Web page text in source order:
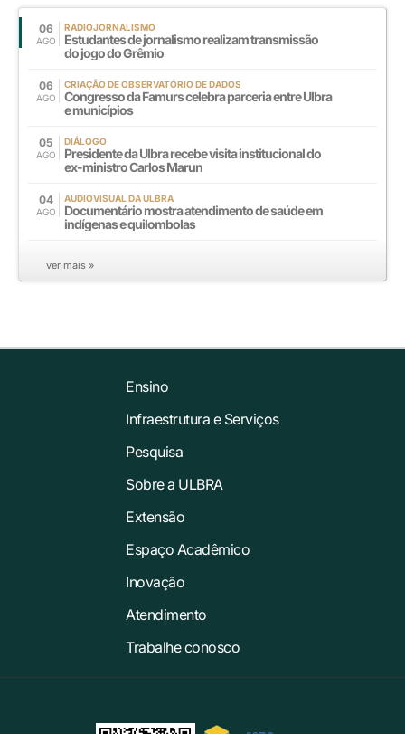
06
AGO
RADIOJORNALISMO
Estudantes de jornalismo realizam transmissão
do jogo do Grêmio
06
AGO
CRIAÇÃO DE OBSERVATÓRIO DE DADOS
Congresso da Famurs celebra parceria entre Ulbra
e municípios
05
AGO
DIÁLOGO
Presidente da Ulbra recebe visita institucional do
ex-ministro Carlos Marun
04
AGO
AUDIOVISUAL DA ULBRA
Documentário mostra atendimento de saúde em
indígenas e quilombolas
ver mais »
Ensino
Infraestrutura e Serviços
Pesquisa
Sobre a ULBRA
Extensão
Espaço Acadêmico
Inovação
Atendimento
Trabalhe conosco